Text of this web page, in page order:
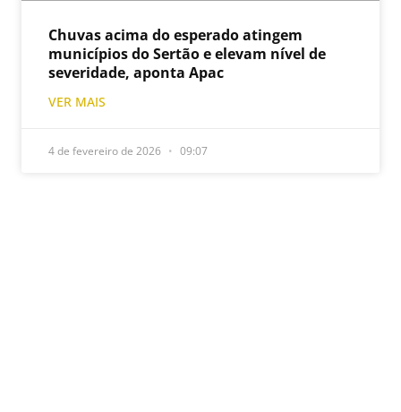
Chuvas acima do esperado atingem
municípios do Sertão e elevam nível de
severidade, aponta Apac
VER MAIS
4 de fevereiro de 2026 09:07